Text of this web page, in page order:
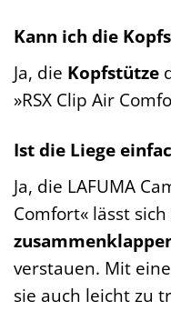
Kann ich die
Ja, die Kopfstütze
»RSX Clip Air
Ist die Liege
Ja, die LAFUMA
Comfort« lässt sich
verstauen. Mit
sie auch leicht zu